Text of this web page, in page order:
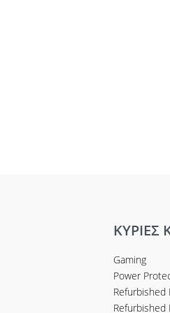
ΚΥΡΙΕΣ
Gaming
Power
Refurbished
Refurbished